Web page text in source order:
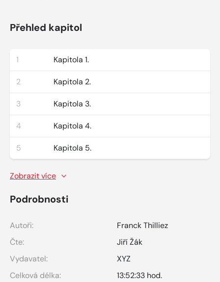
Přehled kapitol
1 Kapitola 1.
2 Kapitola 2.
3 Kapitola 3.
4 Kapitola 4.
5 Kapitola 5.
Zobrazit více
Podrobnosti
Autoři:
Franck Thilliez
Čte:
Jiří Žák
Vydavatel:
XYZ
Celková délka:
13:52:33 hod.